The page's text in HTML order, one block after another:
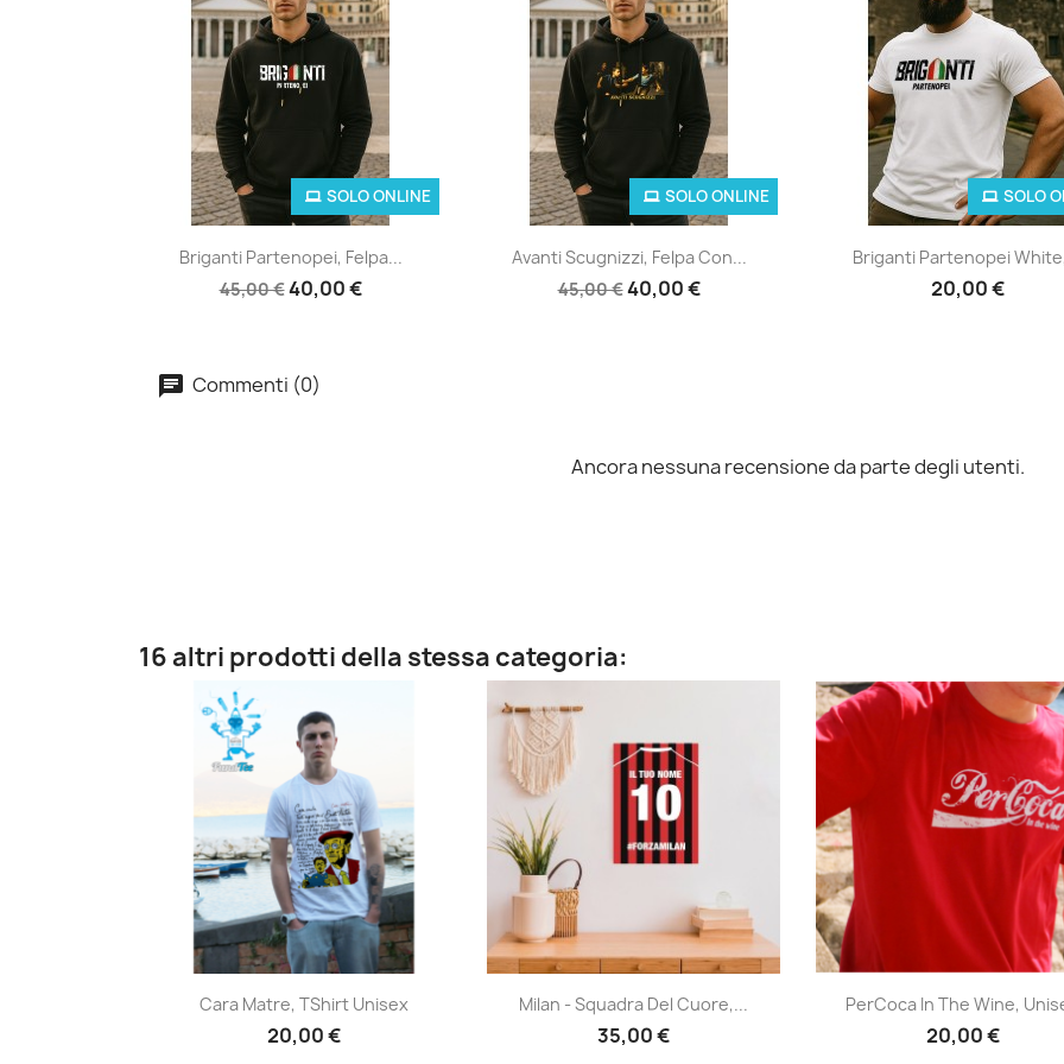
Anteprima
Briganti Partenopei, Felpa...
45,00 €40,00 €
SOLO ONLINE
Anteprima
Avanti Scugnizzi, Felpa Con...
45,00 €40,00 €
SOLO ONLINE
Anteprima
Briganti Partenopei
20,00 €
SOLO
Commenti (0)
Ancora nessuna recensione da parte degli utenti.
16 altri prodotti della stessa categoria:
Anteprima
Cara Matre, TShirt Unisex
20,00 €
Anteprima
Milan - Squadra Del Cuore,...
35,00 €
Anteprima
PerCoca In The Wine,
20,00 €